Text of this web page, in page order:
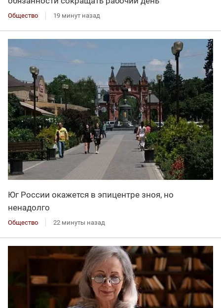
Общество 19 минут назад
Юг России окажется в эпицентре зноя, но
ненадолго
Общество 22 минуты назад